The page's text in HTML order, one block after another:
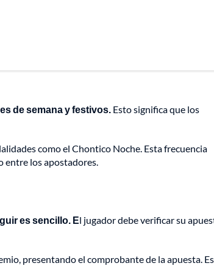
de semana y festivos. Esto significa que los
como el Chontico Noche. Esta frecuencia
entre los apostadores.
es sencillo. El jugador debe verificar su
presentando el comprobante de la apuesta. Es